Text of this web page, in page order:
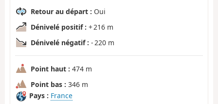
Retour au départ : Oui
Dénivelé positif : + 216 m
Dénivelé négatif : - 220 m
Point haut : 474 m
Point bas : 346 m
Pays : France